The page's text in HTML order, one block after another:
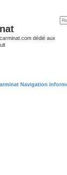
dédié aux
Navigation